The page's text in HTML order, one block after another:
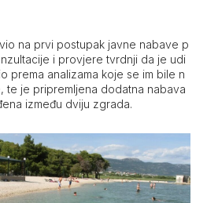
na prvi postupak javne nabave p
i provjere tvrdnji da je udi
prema analizama koje se im bile n
te je pripremljena dodatna nabava
između dviju zgrada.